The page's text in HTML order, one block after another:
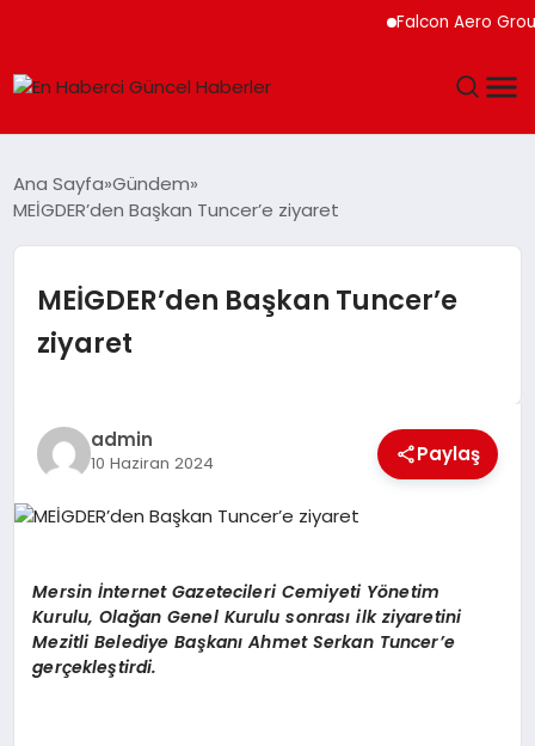
Falcon Aero
SAĞLIK
TEKNOLOJI
DÜNYA
EĞITIM
SIYASET
Ana Sayfa Gündem
MEİGDER’den Başkan Tuncer’e ziyaret
MEİGDER’den Başkan Tuncer’e
ziyaret
admin
10 Haziran 2024 Paylaş
Mersin İnternet Gazetecileri Cemiyeti Yönetim
Kurulu, Olağan Genel Kurulu sonrası ilk ziyaretini
Mezitli Belediye Başkanı Ahmet Serkan Tuncer’e
gerçekleştirdi.